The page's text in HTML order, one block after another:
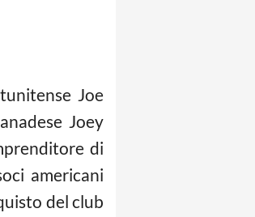
Joe
Joey
di
americani
del club